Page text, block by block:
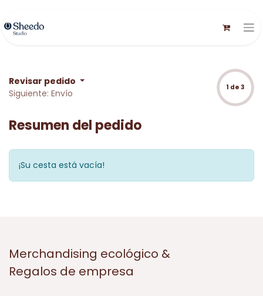
Revisar pedido
Siguiente: Envío
1 de 3
Resumen del pedido
¡Su cesta está vacía!
Merchandising ecológico &
Regalos de empresa